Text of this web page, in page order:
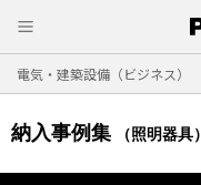
電気・建築設備（ビジネス）
納入事例集 （照明器具）